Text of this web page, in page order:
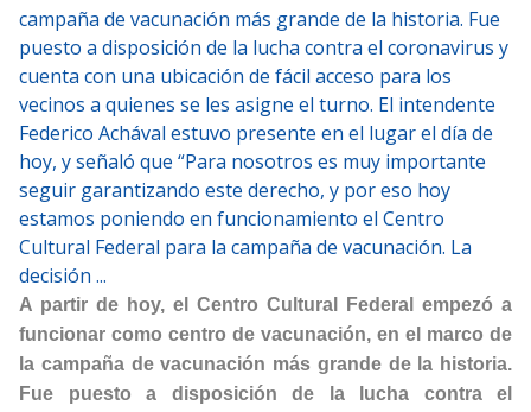
campaña de vacunación más grande de la historia. Fue
puesto a disposición de la lucha contra el coronavirus y
cuenta con una ubicación de fácil acceso para los
vecinos a quienes se les asigne el turno. El intendente
Federico Achával estuvo presente en el lugar el día de
hoy, y señaló que “Para nosotros es muy importante
seguir garantizando este derecho, y por eso hoy
estamos poniendo en funcionamiento el Centro
Cultural Federal para la campaña de vacunación. La
decisión ...
A partir de hoy, el Centro Cultural Federal empezó a
funcionar como centro de vacunación, en el marco de
la campaña de vacunación más grande de la historia.
Fue puesto a disposición de la lucha contra el